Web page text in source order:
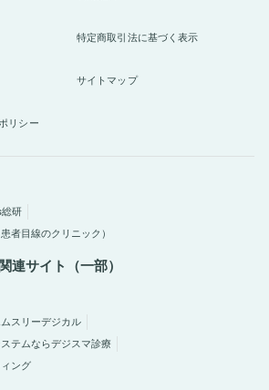
特定商取引法に基づく表示
サイトマップ
リシー
研
者目線のクリニック）
連サイト（一部）
スリーデジカル
テムならデジスマ診療
ング